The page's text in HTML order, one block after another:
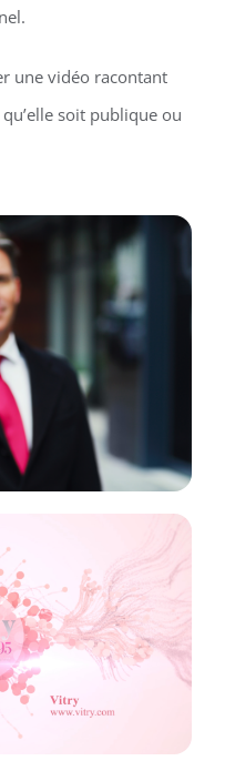
une vidéo racontant
soit publique ou